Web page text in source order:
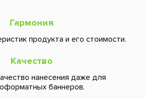
Гармония
продукта и его стоимости.
Качество
нанесения даже для
баннеров.